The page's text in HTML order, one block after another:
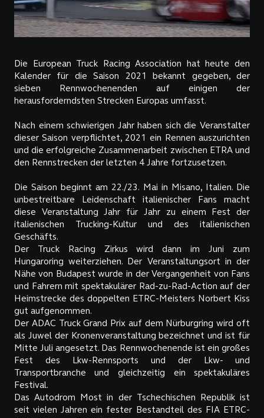
Die European Truck Racing Association hat heute den
Kalender für die Saison 2021 bekannt gegeben, der
sieben Rennwochenenden auf einigen der
herausforderndsten Strecken Europas umfasst.
Nach einem schwierigen Jahr haben sich die Veranstalter
dieser Saison verpflichtet, 2021 ein Rennen auszurichten
und die erfolgreiche Zusammenarbeit zwischen ETRA und
den Rennstrecken der letzten 4 Jahre fortzusetzen.
Die Saison beginnt am 22./23. Mai in Misano, Italien. Die
unbestreitbare Leidenschaft italienischer Fans macht
diese Veranstaltung Jahr für Jahr zu einem Fest der
italienischen Trucking-Kultur und des italienischen
Geschäfts.
Der Truck Racing Zirkus wird dann im Juni zum
Hungaroring weiterziehen. Der Veranstaltungsort in der
Nähe von Budapest wurde in der Vergangenheit von Fans
und Fahrern mit spektakulärer Rad-zu-Rad-Action auf der
Heimstrecke des doppelten ETRC-Meisters Norbert Kiss
gut aufgenommen.
Der ADAC Truck Grand Prix auf dem Nürburgring wird oft
als Juwel der Kronenveranstaltung bezeichnet und ist für
Mitte Juli angesetzt. Das Rennwochenende ist ein großes
Fest des Lkw-Rennsports und der Lkw- und
Transportbranche und gleichzeitig ein spektakuläres
Festival.
Das Autodrom Most in der Tschechischen Republik ist
seit vielen Jahren ein fester Bestandteil des FIA ETRC-